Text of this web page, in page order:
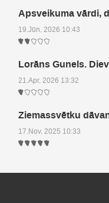
Apsveikuma vārdi,
19.Jūn, 2026 10:43
Lorāns Gunels.
21.Apr, 2026 13:32
Ziemassvētku
17.Nov, 2025 10:33